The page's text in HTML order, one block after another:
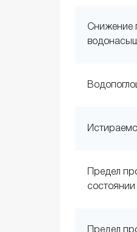
Снижение
Предел
состоянии
Предел